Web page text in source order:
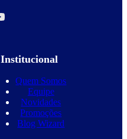
Institucional
Quem Somos
Equipe
Novidades
Promoções
Blog Wizard